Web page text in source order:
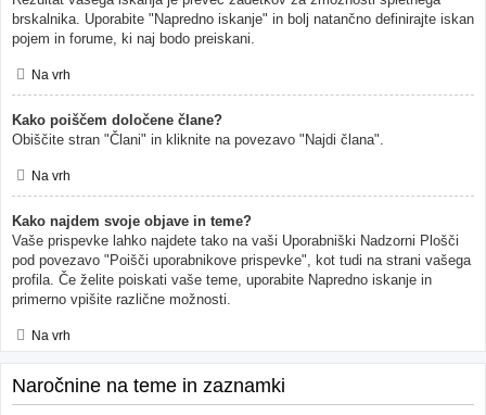
brskalnika. Uporabite "Napredno iskanje" in bolj natančno definirajte iskan
pojem in forume, ki naj bodo preiskani.
Na vrh
Kako poiščem določene člane?
Obiščite stran "Člani" in kliknite na povezavo "Najdi člana".
Na vrh
Kako najdem svoje objave in teme?
Vaše prispevke lahko najdete tako na vaši Uporabniški Nadzorni Plošči
pod povezavo "Poišči uporabnikove prispevke", kot tudi na strani vašega
profila. Če želite poiskati vaše teme, uporabite Napredno iskanje in
primerno vpišite različne možnosti.
Na vrh
Naročnine na teme in zaznamki